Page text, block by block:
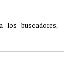
los buscadores,